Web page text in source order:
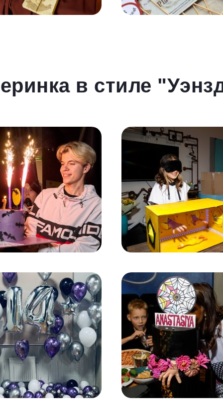
в стиле